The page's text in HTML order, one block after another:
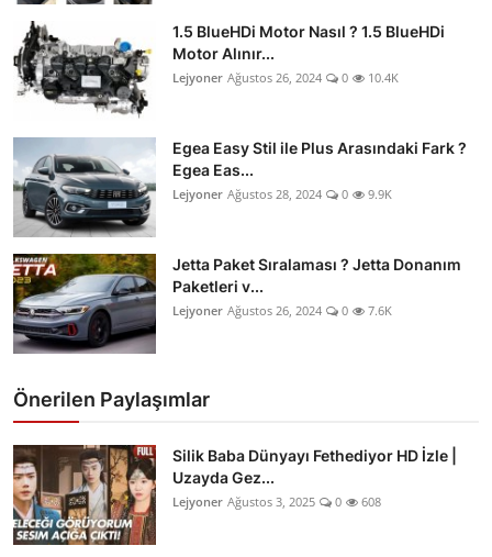
1.5 BlueHDi Motor Nasıl ? 1.5 BlueHDi
Motor Alınır...
Lejyoner Ağustos 26, 2024 0 10.4K
Egea Easy Stil ile Plus Arasındaki Fark ?
Egea Eas...
Lejyoner Ağustos 28, 2024 0 9.9K
Jetta Paket Sıralaması ? Jetta Donanım
Paketleri v...
Lejyoner Ağustos 26, 2024 0 7.6K
Önerilen Paylaşımlar
Silik Baba Dünyayı Fethediyor HD İzle |
Uzayda Gez...
Lejyoner Ağustos 3, 2025 0 608